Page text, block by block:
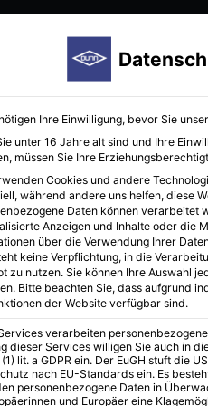
Hersteller
Zubehör
Ihre Einwilligung, bevor Sie
unter 16 Jahre alt sind und Ihre
müssen Sie Ihre
Cookies und andere
während andere uns helfen, diese
Daten können verarbeitet
Anzeigen und Inhalte oder die
über die Verwendung Ihrer
keine Verpflichtung, in die
zu nutzen. Sie können Ihre Auswahl
Bitte beachten Sie, dass aufgrund
der Website verfügbar sind.
verarbeiten
dieser Services willigen Sie auch in
lit. a GDPR ein. Der EuGH stuft die
nach EU-Standards ein. Es
personenbezogene Daten in
und Europäer eine